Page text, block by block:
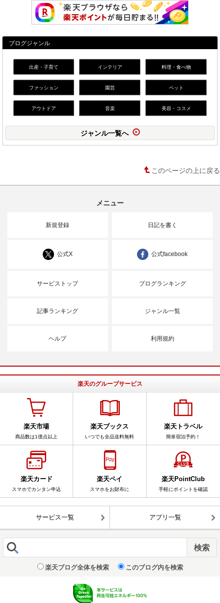
ブログジャンル
出産・子育て インテリア 料理・食べ物
ファッション 園芸 ペット
アウトドア 音楽 美容・コスメ
ジャンル一覧へ
このページの上に戻る
メニュー
新規登録 日記を書く
公式X 公式facebook
サービストップ ブログランキング
記事ランキング ジャンル一覧
ヘルプ 利用規約
楽天のグループサービス
楽天市場
商品数は1億点以上
楽天ブックス
いつでも全品送料無料
楽天トラベル
簡単宿泊予約！
楽天カード
スマホでカンタン申込
楽天ペイ
スマホをお財布に
楽天PointClub
手軽にポイントを確認
サービス一覧 アプリ一覧
楽天ブログ全体を検索 このブログ内を検索